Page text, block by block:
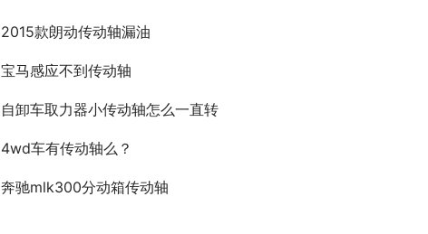
2015款朗动传动轴漏油
宝马感应不到传动轴
自卸车取力器小传动轴怎么一直转
4wd车有传动轴么？
奔驰mlk300分动箱传动轴